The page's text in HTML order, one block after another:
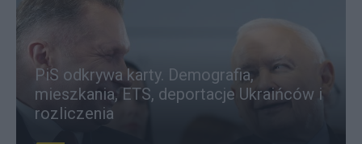
PiS odkrywa karty. Demografia,
mieszkania, ETS, deportacje Ukraińców i
rozliczenia